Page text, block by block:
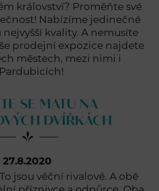
království? Proměňte své
Nabízíme jedinečné
kvality. A nemusíte
prodejní expozice najdete
městech, mezi nimi i
SE MATU NA
DVÍŘKÁCH
27.8.2020
jsou věční rivalové. A obě